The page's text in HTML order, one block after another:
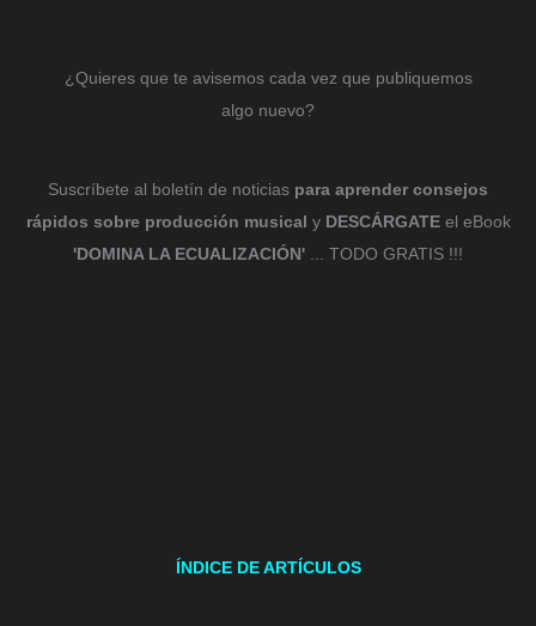
¿Quieres que te avisemos cada vez que publiquemos
algo nuevo?
Suscríbete al boletín de noticias para aprender consejos
rápidos sobre producción musical y DESCÁRGATEel eBook
'DOMINA LA ECUALIZACIÓN' ... TODO GRATIS !!!
ÍNDICE DE ARTÍCULOS